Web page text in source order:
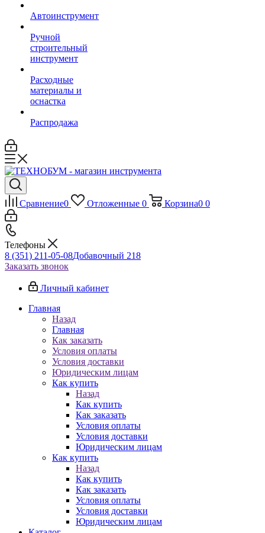
Автоинструмент
Ручной
строительный
инструмент
Расходные
материалы и
оснастка
Распродажа
Сравнение0 Отложенные 0 Корзина0 0
Телефоны
8 (351) 211-05-08Добавочный 218
Заказать звонок
Личный кабинет
Главная
Назад
Главная
Как заказать
Условия оплаты
Условия доставки
Юридическим лицам
Как купить
Назад
Как купить
Как заказать
Условия оплаты
Условия доставки
Юридическим лицам
Как купить
Назад
Как купить
Как заказать
Условия оплаты
Условия доставки
Юридическим лицам